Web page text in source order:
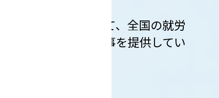
シゴトを通じて、全国の就労
支援事業所に仕事を提供してい